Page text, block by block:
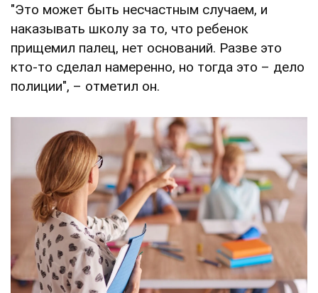
"Это может быть несчастным случаем, и
наказывать школу за то, что ребенок
прищемил палец, нет оснований. Разве это
кто-то сделал намеренно, но тогда это – дело
полиции", – отметил он.